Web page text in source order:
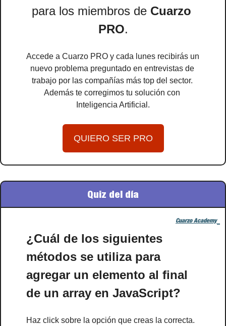
para los miembros de Cuarzo
PRO.
Accede a Cuarzo PRO y cada lunes recibirás un
nuevo problema preguntado en entrevistas de
trabajo por las compañías más top del sector.
Además te corregimos tu solución con
Inteligencia Artificial.
QUIERO SER PRO
Quiz del día
Cuarzo Academy
¿Cuál de los siguientes
métodos se utiliza para
agregar un elemento al final
de un array en JavaScript?
Haz click sobre la opción que creas la correcta.